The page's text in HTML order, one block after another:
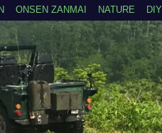
ONSEN ZANMAI NATURE DIY
いる・・